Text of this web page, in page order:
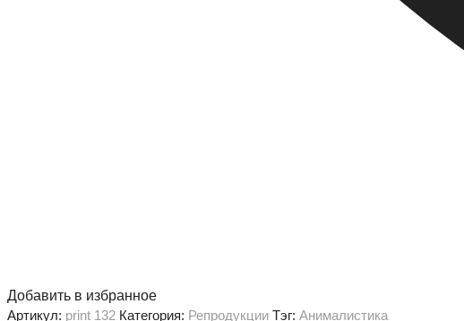
Добавить в избранное
Артикул: print 132 Категория: Репродукции Тэг: Анималистика